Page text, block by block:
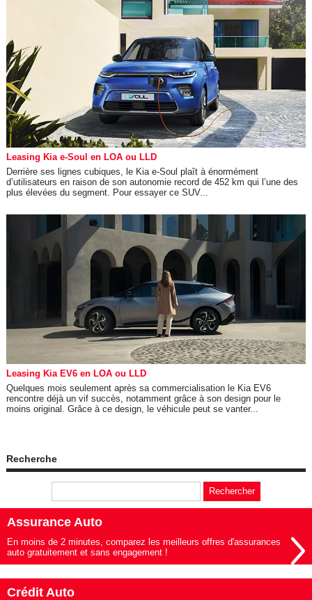
Leasing Kia e-Soul en LOA ou LLD
Derrière ses lignes cubiques, le Kia e-Soul plaît à énormément
d’utilisateurs en raison de son autonomie record de 452 km qui l’une des
plus élevées du segment. Pour essayer ce SUV...
Leasing Kia EV6 en LOA ou LLD
Quelques mois seulement après sa commercialisation le Kia EV6
rencontre déjà un vif succès, notamment grâce à son design pour le
moins original. Grâce à ce design, le véhicule peut se vanter...
Recherche
Assurance Auto
En moins de 2 minutes, comparez les meilleurs offres d'assurances
auto gratuitement et sans engagement !
Crédit Auto